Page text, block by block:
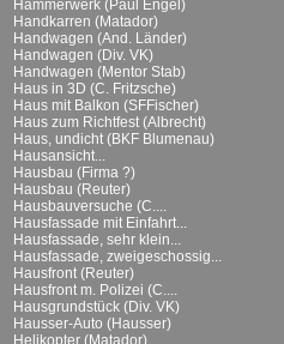
Hammerwerk (Paul Engel)
Handkarren (Matador)
Handwagen (And. Länder)
Handwagen (Div. VK)
Handwagen (Mentor Stab)
Haus in 3D (C. Fritzsche)
Haus mit Balkon (SFFischer)
Haus zum Richtfest (Albrecht)
Haus, undicht (BKF Blumenau)
Hausansicht...
Hausbau (Firma ?)
Hausbau (Reuter)
Hausbauversuche (C....
Hausfassade mit Einfahrt...
Hausfassade, sehr klein...
Hausfassade, zweigeschossig...
Hausfront (Reuter)
Hausfront m. Polizei (C....
Hausgrundstück (Div. VK)
Hausser-Auto (Hausser)
Helikopter (Matador)